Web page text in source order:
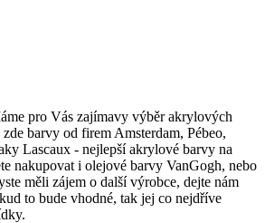
pro Vás zajímavy výběr akrylových
zde barvy od firem Amsterdam, Pébeo,
Lascaux - nejlepší akrylové barvy na
nakupovat i olejové barvy VanGogh, nebo
měli zájem o další výrobce, dejte nám
to bude vhodné, tak jej co nejdříve